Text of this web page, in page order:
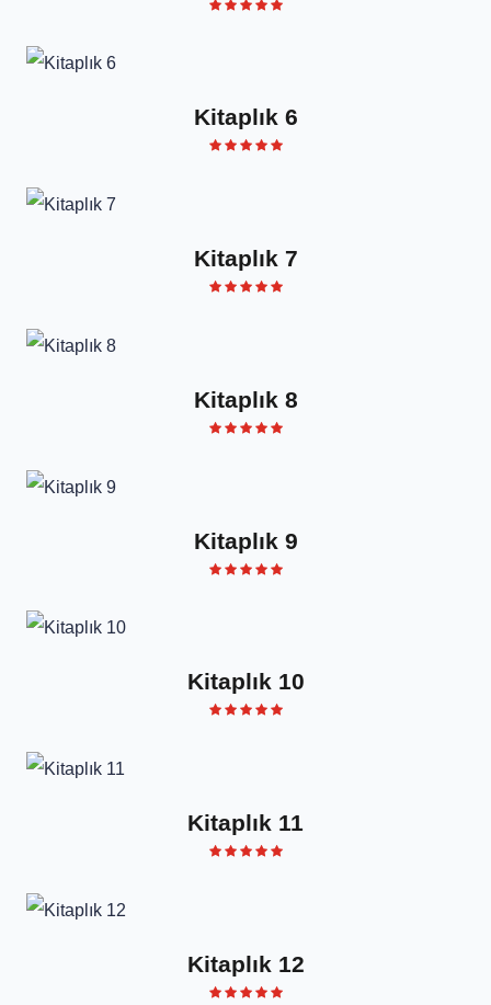
Kitaplık 6
Kitaplık 7
Kitaplık 8
Kitaplık 9
Kitaplık 10
Kitaplık 11
Kitaplık 12